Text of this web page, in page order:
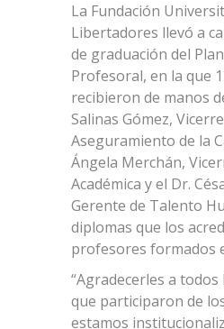
La Fundación
Libertadores llevó a
de graduación del
Profesoral, en la que
recibieron de manos
Salinas Gómez,
Aseguramiento de la
Ángela Merchán,
Académica y el Dr.
Gerente de Talento
diplomas que los
profesores formados
“Agradecerles a
que participaron de
estamos